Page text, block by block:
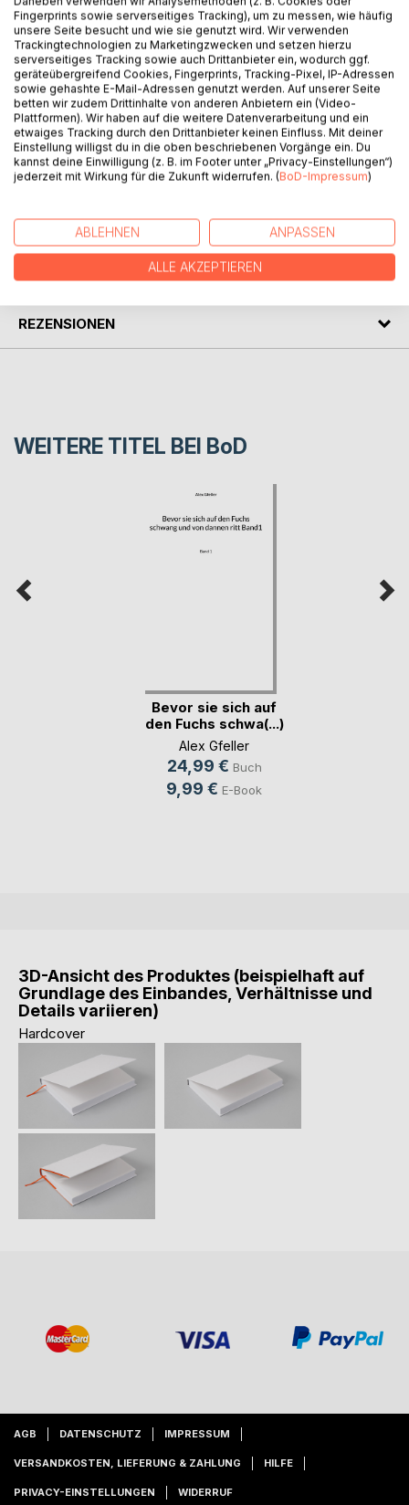
BESCHREIBUNG
«Jenseits der Literatur und der Unterhaltungsliteratur liegt
nichts mehr. Das Einzigartige liegt also darin, dass, wer
jenseits ist, nicht mehr schreibt, er mag schreiben, soviel er
will; es ist einfach sozusagen nicht geschrieben.»
Jürg Laederach, «Alberts Schneefall»
AUTOR/IN
REZENSIONEN
WEITERE TITEL BEI BoD
Bevor sie sich auf
den Fuchs schwa(...)
Alex Gfeller
24,99 € Buch
9,99 € E-Book
3D-Ansicht des Produktes (beispielhaft auf
Grundlage des Einbandes, Verhältnisse und
Details variieren)
Hardcover
AGB DATENSCHUTZ IMPRESSUM
VERSANDKOSTEN, LIEFERUNG & ZAHLUNG HILFE
PRIVACY-EINSTELLUNGEN WIDERRUF
Fingerprints sowie serverseitiges Tracking), um zu messen, wie häufig
unsere Seite besucht und wie sie genutzt wird. Wir verwenden
Trackingtechnologien zu Marketingzwecken und setzen hierzu
serverseitiges Tracking sowie auch Drittanbieter ein, wodurch ggf.
geräteübergreifend Cookies, Fingerprints, Tracking-Pixel, IP-Adressen
sowie gehashte E-Mail-Adressen genutzt werden. Auf unserer Seite
betten wir zudem Drittinhalte von anderen Anbietern ein (Video-
Plattformen). Wir haben auf die weitere Datenverarbeitung und ein
etwaiges Tracking durch den Drittanbieter keinen Einfluss. Mit deiner
Einstellung willigst du in die oben beschriebenen Vorgänge ein. Du
kannst deine Einwilligung (z. B. im Footer unter „Privacy-Einstellungen“)
jederzeit mit Wirkung für die Zukunft widerrufen. (BoD-Impressum)
ABLEHNEN ANPASSEN
ALLE AKZEPTIEREN